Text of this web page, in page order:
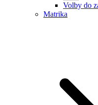
Volby do
Matrika